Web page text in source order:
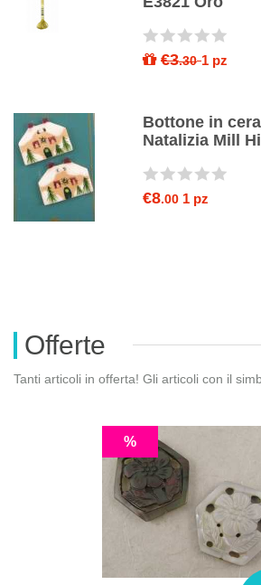
€3.30 1 pz
Bottone in
Natalizia Mill Hill
€8.00 1 pz
Offerte
Tanti articoli in offerta! Gli articoli con il
%